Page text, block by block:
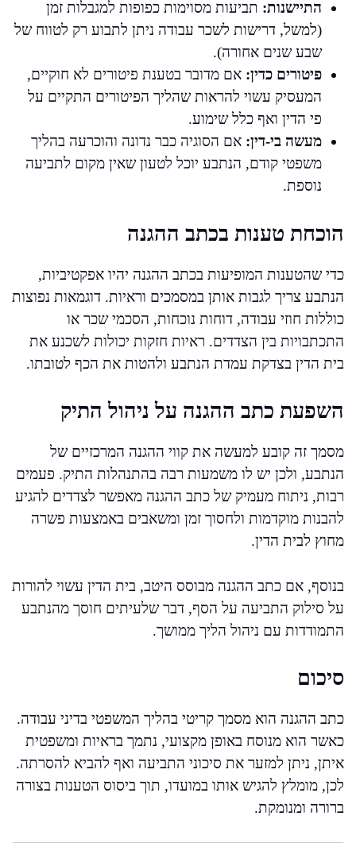
התיישנות: תביעות מסוימות כפופות למגבלות זמן
(למשל, דרישות לשכר עבודה ניתן לתבוע רק לטווח של
שבע שנים אחורה).
פיטורים כדין: אם מדובר בטענת פיטורים לא חוקיים,
המעסיק עשוי להראות שהליך הפיטורים התקיים על
פי הדין ואף כלל שימוע.
מעשה בי-דין: אם הסוגיה כבר נדונה והוכרעה בהליך
משפטי קודם, הנתבע יוכל לטעון שאין מקום לתביעה
נוספת.
הוכחת טענות בכתב ההגנה
כדי שהטענות המופיעות בכתב ההגנה יהיו אפקטיביות,
הנתבע צריך לגבות אותן במסמכים וראיות. דוגמאות נפוצות
כוללות חוזי עבודה, דוחות נוכחות, הסכמי שכר או
התכתבויות בין הצדדים. ראיות חזקות יכולות לשכנע את
בית הדין בצדקת עמדת הנתבע ולהטות את הכף לטובתו.
השפעת כתב ההגנה על ניהול התיק
מסמך זה קובע למעשה את קווי ההגנה המרכזיים של
הנתבע, ולכן יש לו משמעות רבה בהתנהלות התיק. פעמים
רבות, ניתוח מעמיק של כתב ההגנה מאפשר לצדדים להגיע
להבנות מוקדמות ולחסוך זמן ומשאבים באמצעות פשרה
מחוץ לבית הדין.
בנוסף, אם כתב ההגנה מבוסס היטב, בית הדין עשוי להורות
על סילוק התביעה על הסף, דבר שלעיתים חוסך מהנתבע
התמודדות עם ניהול הליך ממושך.
סיכום
כתב ההגנה הוא מסמך קריטי בהליך המשפטי בדיני עבודה.
כאשר הוא מנוסח באופן מקצועי, נתמך בראיות ומשפטית
איתן, ניתן למזער את סיכוני התביעה ואף להביא להסרתה.
לכן, מומלץ להגיש אותו במועדו, תוך ביסוס הטענות בצורה
ברורה ומנומקת.